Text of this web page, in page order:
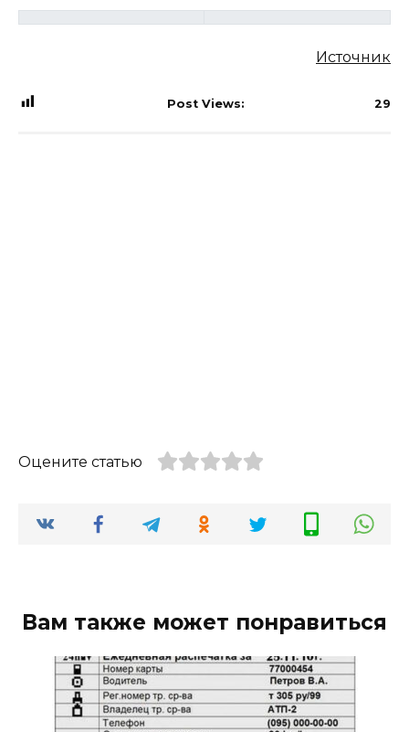
Источник
Post Views: 29
Оцените статью
Вам также может понравиться